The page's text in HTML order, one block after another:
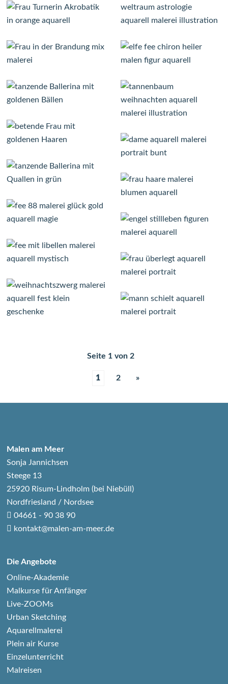
Seite 1 von 2
1 2 »
Malen am Meer
Sonja Jannichsen
Steege 13
25920 Risum-Lindholm (bei Niebüll)
Nordfriesland / Nordsee
04661 - 90 38 90
kontakt@malen-am-meer.de
Die Angebote
Online-Akademie
Malkurse für Anfänger
Live-ZOOMs
Urban Sketching
Aquarellmalerei
Plein air Kurse
Einzelunterricht
Malreisen